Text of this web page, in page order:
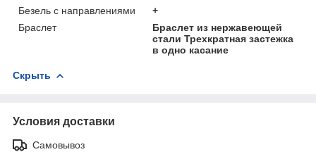
Безель с направлениями
+
Браслет
Браслет из нержавеющей
стали Трехкратная застежка
в одно касание
Скрыть
Условия доставки
Самовывоз